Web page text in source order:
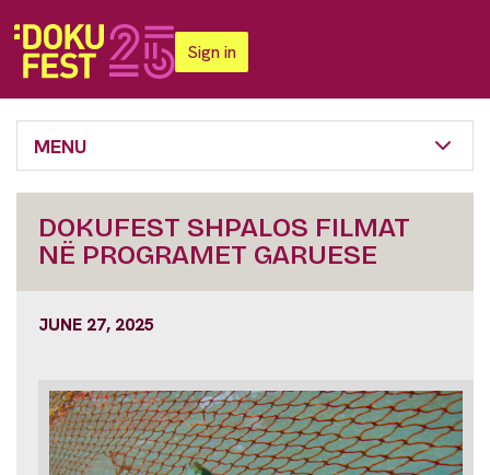
Sign in
MENU
DOKUFEST SHPALOS FILMAT
NË PROGRAMET GARUESE
JUNE 27, 2025